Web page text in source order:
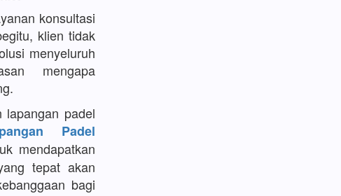
konsultasi
klien tidak
menyeluruh
mengapa
padel
Padel
mendapatkan
tepat akan
bagi